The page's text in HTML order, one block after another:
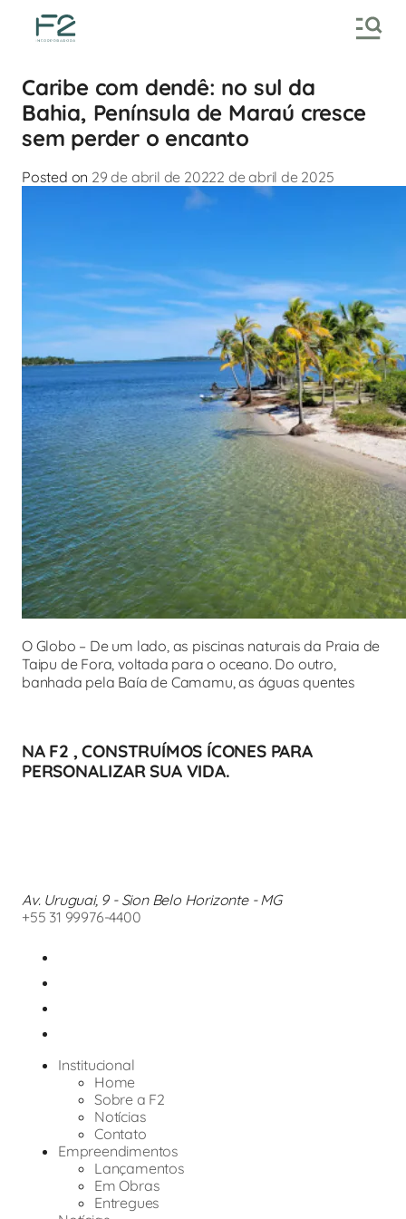
Caribe com dendê: no sul da
Bahia, Península de Maraú cresce
sem perder o encanto
Posted on 29 de abril de 20222 de abril de 2025
O Globo – De um lado, as piscinas naturais da Praia de
Taipu de Fora, voltada para o oceano. Do outro,
banhada pela Baía de Camamu, as águas quentes
NA F2 , CONSTRUÍMOS ÍCONES PARA
PERSONALIZAR SUA VIDA.
Av. Uruguai, 9 - Sion Belo Horizonte - MG
+55 31 99976-4400
Institucional
Home
Sobre a F2
Notícias
Contato
Empreendimentos
Lançamentos
Em Obras
Entregues